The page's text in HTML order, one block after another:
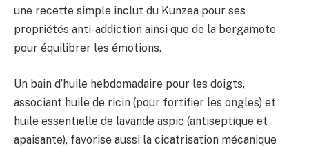
une recette simple inclut du Kunzea pour ses
propriétés anti-addiction ainsi que de la bergamote
pour équilibrer les émotions.
Un bain d’huile hebdomadaire pour les doigts,
associant huile de ricin (pour fortifier les ongles) et
huile essentielle de lavande aspic (antiseptique et
apaisante), favorise aussi la cicatrisation mécanique